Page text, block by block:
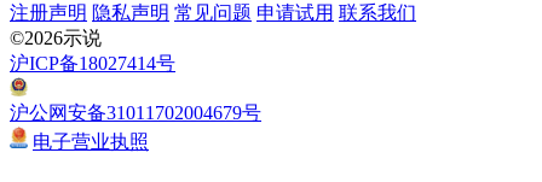
注册声明 隐私声明 常见问题 申请试用 联系我们
©2026示说
沪ICP备18027414号
沪公网安备31011702004679号
电子营业执照